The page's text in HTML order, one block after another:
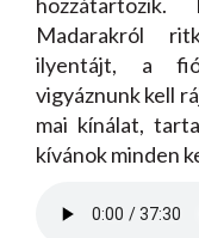
Madarakról
ilyentájt, a
vigyáznunk kell
mai kínálat,
kívánok minden